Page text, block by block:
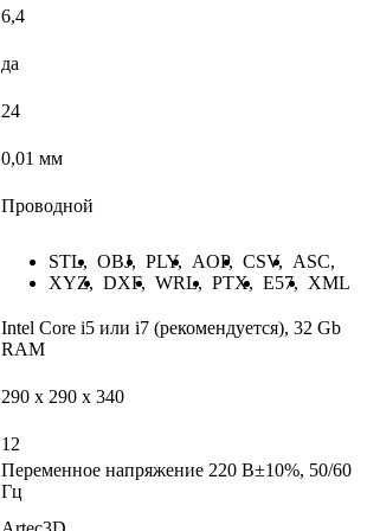
6,4
да
24
0,01 мм
Проводной
STL, OBJ, PLY, AOP, CSV, ASC,
XYZ, DXF, WRL, PTX, E57, XML
Intel Core i5 или i7 (рекомендуется), 32 Gb
RAM
290 x 290 x 340
12
Переменное напряжение 220 В±10%, 50/60
Гц